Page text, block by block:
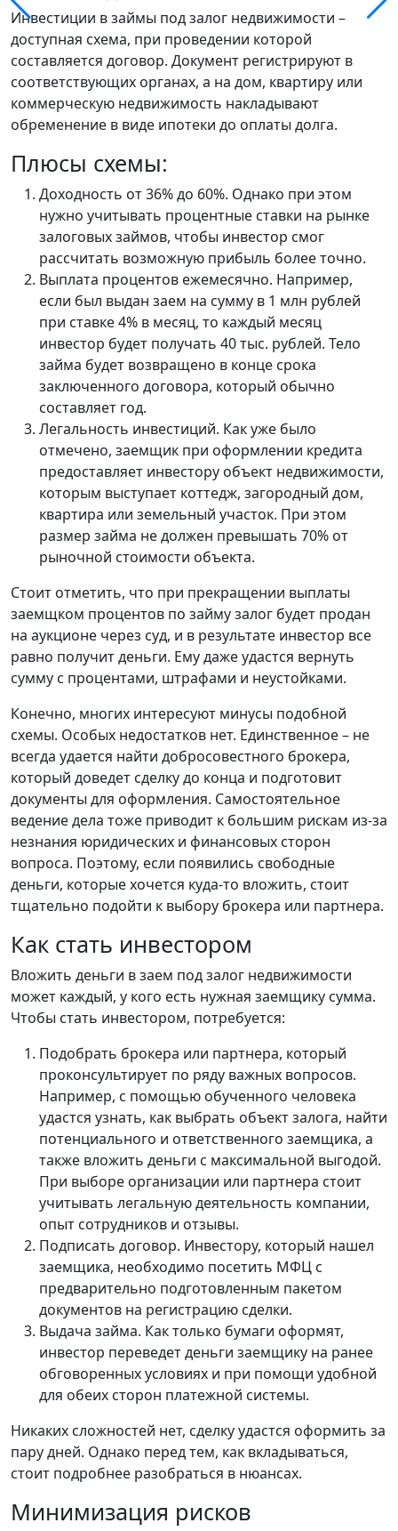
Инвестиции в займы под залог недвижимости –
доступная схема, при проведении которой
составляется договор. Документ регистрируют в
соответствующих органах, а на дом, квартиру или
коммерческую недвижимость накладывают
обременение в виде ипотеки до оплаты долга.
Плюсы схемы:
Доходность от 36% до 60%. Однако при этом
нужно учитывать процентные ставки на рынке
залоговых займов, чтобы инвестор смог
рассчитать возможную прибыль более точно.
Выплата процентов ежемесячно. Например,
если был выдан заем на сумму в 1 млн рублей
при ставке 4% в месяц, то каждый месяц
инвестор будет получать 40 тыс. рублей. Тело
займа будет возвращено в конце срока
заключенного договора, который обычно
составляет год.
Легальность инвестиций. Как уже было
отмечено, заемщик при оформлении кредита
предоставляет инвестору объект недвижимости,
которым выступает коттедж, загородный дом,
квартира или земельный участок. При этом
размер займа не должен превышать 70% от
рыночной стоимости объекта.
Стоит отметить, что при прекращении выплаты
заемщком процентов по займу залог будет продан
на аукционе через суд, и в результате инвестор все
равно получит деньги. Ему даже удастся вернуть
сумму с процентами, штрафами и неустойками.
Конечно, многих интересуют минусы подобной
схемы. Особых недостатков нет. Единственное – не
всегда удается найти добросовестного брокера,
который доведет сделку до конца и подготовит
документы для оформления. Самостоятельное
ведение дела тоже приводит к большим рискам из-за
незнания юридических и финансовых сторон
вопроса. Поэтому, если появились свободные
деньги, которые хочется куда-то вложить, стоит
тщательно подойти к выбору брокера или партнера.
Как стать инвестором
Вложить деньги в заем под залог недвижимости
может каждый, у кого есть нужная заемщику сумма.
Чтобы стать инвестором, потребуется:
Подобрать брокера или партнера, который
проконсультирует по ряду важных вопросов.
Например, с помощью обученного человека
удастся узнать, как выбрать объект залога, найти
потенциального и ответственного заемщика, а
также вложить деньги с максимальной выгодой.
При выборе организации или партнера стоит
учитывать легальную деятельность компании,
опыт сотрудников и отзывы.
Подписать договор. Инвестору, который нашел
заемщика, необходимо посетить МФЦ с
предварительно подготовленным пакетом
документов на регистрацию сделки.
Выдача займа. Как только бумаги оформят,
инвестор переведет деньги заемщику на ранее
обговоренных условиях и при помощи удобной
для обеих сторон платежной системы.
Никаких сложностей нет, сделку удастся оформить за
пару дней. Однако перед тем, как вкладываться,
стоит подробнее разобраться в нюансах.
Минимизация рисков